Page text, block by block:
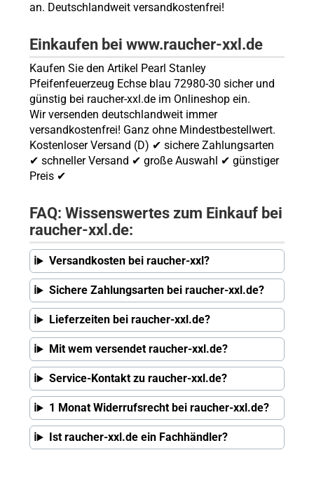
an. Deutschlandweit versandkostenfrei!
Einkaufen bei www.raucher-xxl.de
Kaufen Sie den Artikel Pearl Stanley
Pfeifenfeuerzeug Echse blau 72980-30 sicher und
günstig bei raucher-xxl.de im Onlineshop ein.
Wir versenden deutschlandweit immer
versandkostenfrei! Ganz ohne Mindestbestellwert.
Kostenloser Versand (D) ✔ sichere Zahlungsarten
✔ schneller Versand ✔ große Auswahl ✔ günstiger
Preis ✔
FAQ: Wissenswertes zum Einkauf bei
raucher-xxl.de:
Versandkosten bei raucher-xxl?
Sichere Zahlungsarten bei raucher-xxl.de?
Lieferzeiten bei raucher-xxl.de?
Mit wem versendet raucher-xxl.de?
Service-Kontakt zu raucher-xxl.de?
1 Monat Widerrufsrecht bei raucher-xxl.de?
Ist raucher-xxl.de ein Fachhändler?